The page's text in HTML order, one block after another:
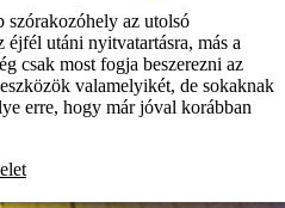
szórakozóhely az utolsó
éjfél utáni nyitvatartásra, más a
csak most fogja beszerezni az
valamelyikét, de sokaknak
erre, hogy már jóval korábban